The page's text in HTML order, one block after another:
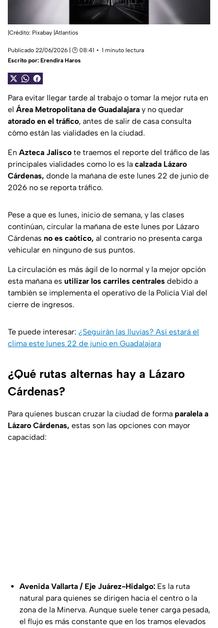
|Crédito: Pixabay |Atlantios
Publicado 22/06/2026 | 🕑 08:41
1 minuto lectura
Escrito por: Erendira Haros
Para evitar llegar tarde al trabajo o tomar la mejor ruta en
el Área Metropolitana de Guadalajara y no quedar
atorado en el tráfico, antes de salir de casa consulta
cómo están las vialidades en la ciudad.
En Azteca Jalisco te traemos el reporte del tráfico de las
principales vialidades como lo es la calzada Lázaro
Cárdenas, donde la mañana de este lunes 22 de junio de
2026 no se reporta tráfico.
Pese a que es lunes, inicio de semana, y las clases
continúan, circular la mañana de este lunes por Lázaro
Cárdenas no es caótico, al contrario no presenta carga
vehicular en ninguno de sus puntos.
La circulación es más ágil de lo normal y la mejor opción
esta mañana es utilizar los carriles centrales debido a
también se implementa el operativo de la Policía Vial del
cierre de ingresos.
Te puede interesar: ¿Seguirán las lluvias? Así estará el
clima este lunes 22 de junio en Guadalajara
¿Qué rutas alternas hay a Lázaro
Cárdenas?
Para quienes buscan cruzar la ciudad de forma paralela a
Lázaro Cárdenas, estas son las opciones con mayor
capacidad:
Avenida Vallarta / Eje Juárez-Hidalgo: Es la ruta
natural para quienes se dirigen hacia el centro o la
zona de la Minerva. Aunque suele tener carga pesada,
el flujo es más constante que en los tramos elevados